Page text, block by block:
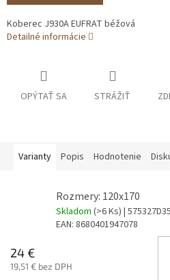
Koberec J930A EUFRAT béžová
Detailné informácie
OPÝTAŤ SA STRÁŽIŤ
Varianty Popis Hodnotenie
Rozmery: 120x170
Skladom (>6 Ks) |
EAN: 8680401947078
24 €
19,51 € bez DPH